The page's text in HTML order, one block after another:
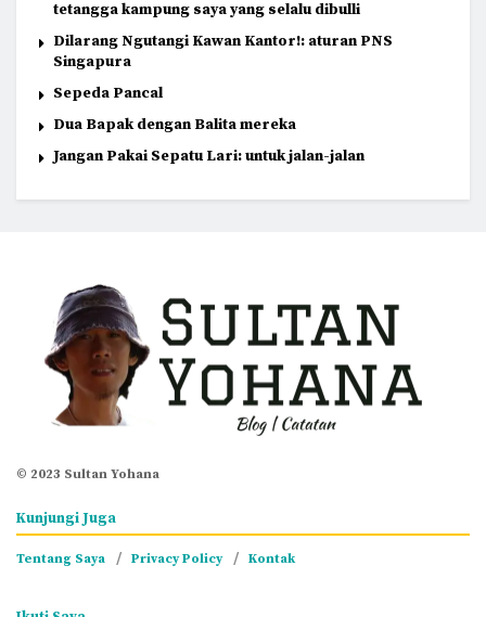
tetangga kampung saya yang selalu dibulli
Dilarang Ngutangi Kawan Kantor!: aturan PNS
Singapura
Sepeda Pancal
Dua Bapak dengan Balita mereka
Jangan Pakai Sepatu Lari: untuk jalan-jalan
© 2023 Sultan Yohana
Kunjungi Juga
Tentang Saya Privacy Policy Kontak